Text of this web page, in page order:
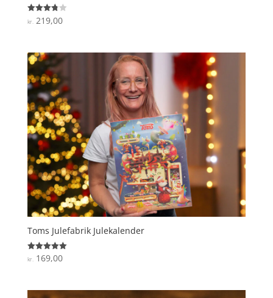
Vurderet
3.8
kr. 219,00
Toms Julefabrik Julekalender
Vurderet
5
kr.169,00